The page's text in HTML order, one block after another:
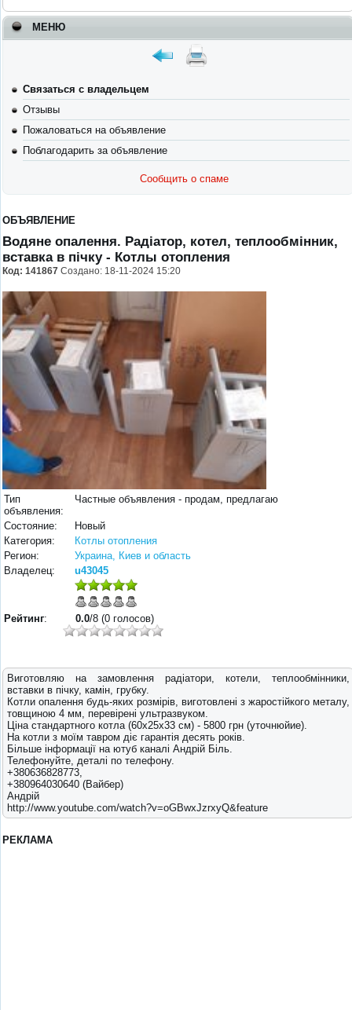
МЕНЮ
Связаться с владельцем
Отзывы
Пожаловаться на объявление
Поблагодарить за объявление
Сообщить о спаме
ОБЪЯВЛЕНИЕ
Водяне опалення. Радіатор, котел, теплообмінник,
вставка в пічку- Котлы отопления
Код: 141867 Создано: 18-11-2024 15:20
Тип
объявления:
Частные объявления - продам, предлагаю
Состояние:
Новый
Категория:
Котлы отопления
Регион:
Украина, Киев и область
Владелец:
u43045
Рейтинг: 0.0/8 (0 голосов)
Виготовляю на замовлення радіатори, котели, теплообмінники,
вставки в пічку, камін, грубку.
Котли опалення будь-яких розмірів, виготовлені з жаростійкого металу,
товщиною 4 мм, перевірені ультразвуком.
Ціна стандартного котла (60х25х33 см) - 5800 грн (уточнюйие).
На котли з моїм тавром діє гарантія десять років.
Більше інформації на ютуб каналі Андрій Біль.
Телефонуйте, деталі по телефону.
+380636828773,
+380964030640 (Вайбер)
Андрій
http://www.youtube.com/watch?v=oGBwxJzrxyQ&feature
РЕКЛАМА